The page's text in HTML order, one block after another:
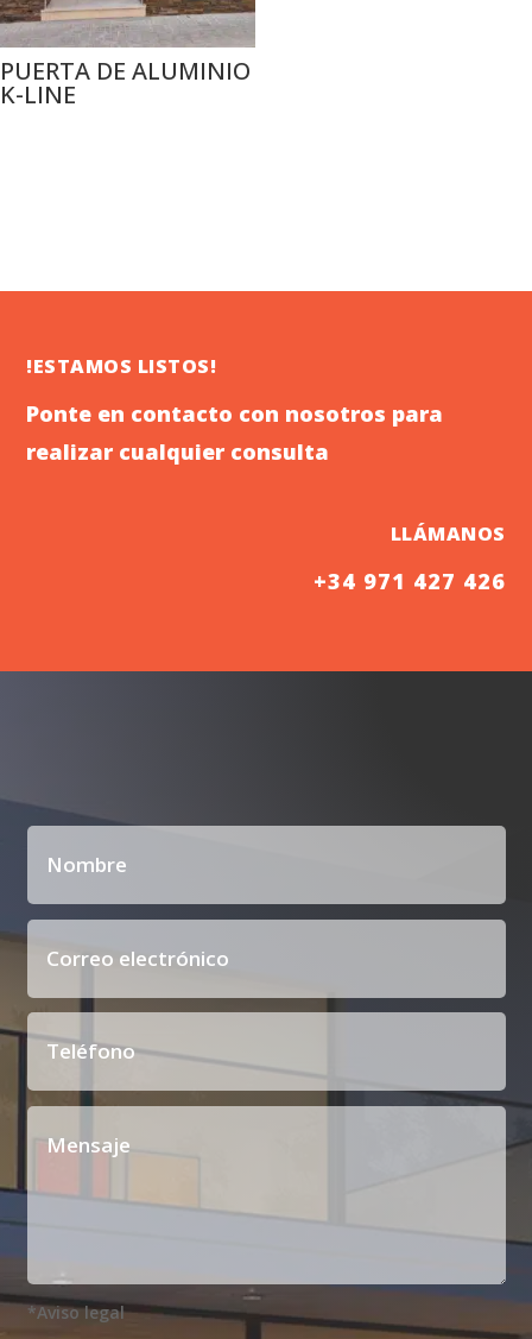
PUERTA DE ALUMINIO
K-LINE
!ESTAMOS LISTOS!
Ponte en contacto con nosotros para
realizar cualquier consulta
LLÁMANOS
+34 971 427 426
*Aviso legal